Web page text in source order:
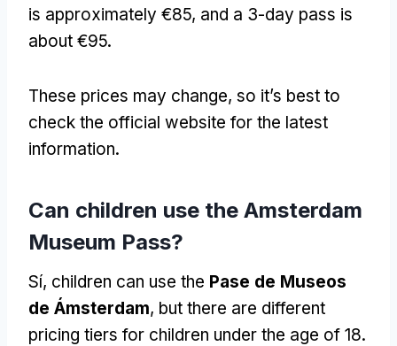
is approximately €85, and a 3-day pass is
about €95.
These prices may change, so it’s best to
check the official website for the latest
information.
Can children use the Amsterdam
Museum Pass?
Sí, children can use the Pase de Museos
de Ámsterdam, but there are different
pricing tiers for children under the age of 18.